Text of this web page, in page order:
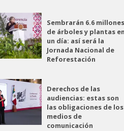
Sembrarán 6.6 millones
de árboles y plantas en
un día: así será la
Jornada Nacional de
Reforestación
Derechos de las
audiencias: estas son
las obligaciones de los
medios de
comunicación